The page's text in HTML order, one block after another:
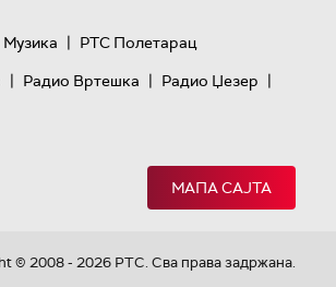
| РТС Полетарац
| Радио Вртешка | Радио Џезер |
МАПА САЈТА
© 2008 - 2026 РТС. Сва права задржана.